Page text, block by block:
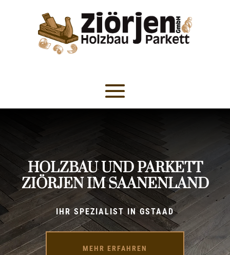
HOLZBAU UND PARKETT
ZIÖRJEN IM SAANENLAND
IHR SPEZIALIST IN GSTAAD
MEHR ERFAHREN